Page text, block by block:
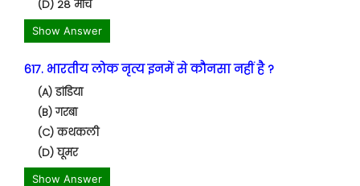
(D) 28 मार्च
Show Answer
617. भारतीय लोक नृत्य इनमें से कौनसा नहीं है ?
(A) डांडिया
(B) गरबा
(C) कथकली
(D) घूमर
Show Answer